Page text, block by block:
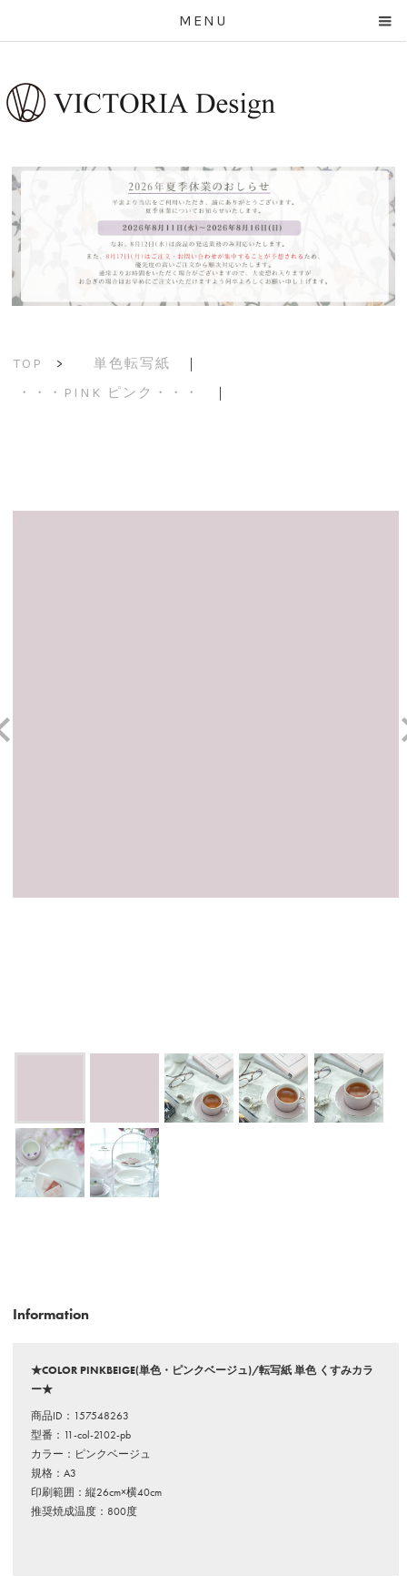
MENU
TOP > 単色転写紙
｜
・・・PINK ピンク・・・
｜
Information
★COLOR PINKBEIGE(単色・ピンクベージュ)/転写紙 単色 くすみカラ
ー★
商品ID：157548263
型番：11-col-2102-pb
カラー：ピンクベージュ
規格：A3
印刷範囲：縦26cm×横40cm
推奨焼成温度：800度